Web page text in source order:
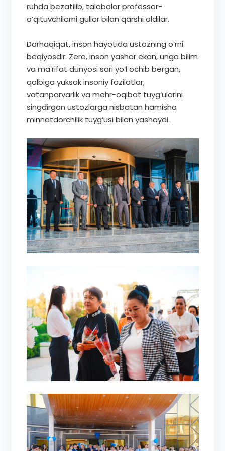
ruhda bezatilib, talabalar professor-
o‘qituvchilarni gullar bilan qarshi oldilar.
Darhaqiqat, inson hayotida ustozning o‘rni
beqiyosdir. Zero, inson yashar ekan, unga bilim
va ma’rifat dunyosi sari yo‘l ochib bergan,
qalbiga yuksak insoniy fazilatlar,
vatanparvarlik va mehr-oqibat tuyg‘ularini
singdirgan ustozlarga nisbatan hamisha
minnatdorchilik tuyg‘usi bilan yashaydi.